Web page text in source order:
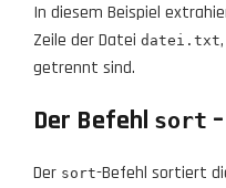
In diesem Beispiel
Zeile der Datei datei.txt
getrennt sind.
Der Befehl sort
Der sort-Befehl sortiert